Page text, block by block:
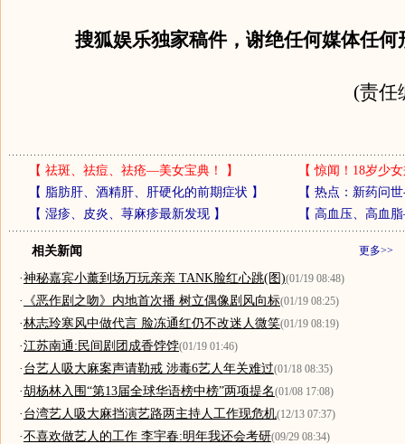
搜狐娱乐独家稿件，谢绝任何媒体任何
(责任
【 祛斑、祛痘、祛疮—美女宝典！ 】 【惊闻！18岁少
【 脂肪肝、酒精肝、肝硬化的前期症状 】 【 热点：新药问
【 湿疹、皮炎、荨麻疹最新发现】 【 高血压、高血
更多>>
相关新闻
·神秘嘉宾小薰到场万玩亲亲 TANK脸红心跳(图)(01/19 08:48)
· 《恶作剧之吻》内地首次播 树立偶像剧风向标(01/19 08:25)
·林志玲寒风中做代言 脸冻通红仍不改迷人微笑(01/19 08:19)
·江苏南通:民间剧团成香饽饽(01/19 01:46)
·台艺人吸大麻案声请勒戒 涉毒6艺人年关难过(01/18 08:35)
·胡杨林入围“第13届全球华语榜中榜”两项提名(01/08 17:08)
·台湾艺人吸大麻挡演艺路两主持人工作现危机(12/13 07:37)
·不喜欢做艺人的工作 李宇春:明年我还会考研(09/29 08:34)